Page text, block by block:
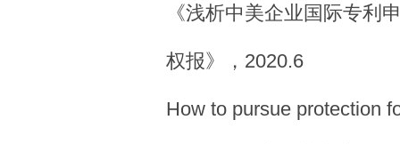
《浅析中美企业国际专利
权报》，2020.6
How to pursue protection